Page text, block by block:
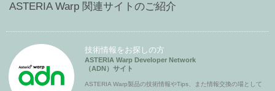
ASTERIA Warp 関連サイトのご紹介
技術情報をお探しの方
ASTERIA Warp Developer Network
（ADN）サイト
ASTERIA Warp製品の技術情報やTips、また情報交換の場として